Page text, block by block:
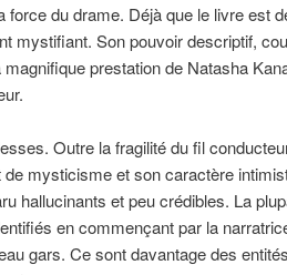
force du drame. Déjà que le livre est
mystifiant. Son pouvoir descriptif,
prestation de Natasha
Outre la fragilité du fil
de mysticisme et son caractère
hallucinants et peu crédibles. La
en commençant par la
gars. Ce sont davantage des